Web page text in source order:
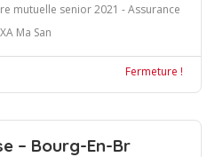
mutuelle senior 2021 - Assurance
Ma San
Fermeture !
– Bourg-En-Br